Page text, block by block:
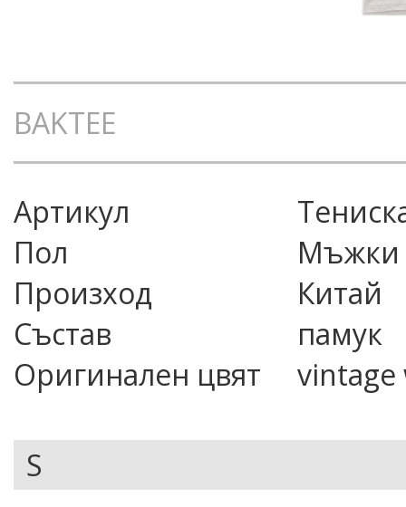
BAKTEE
Артикул
Пол
Мъжки
Произход
Китай
Състав
памук
Оригинален цвят